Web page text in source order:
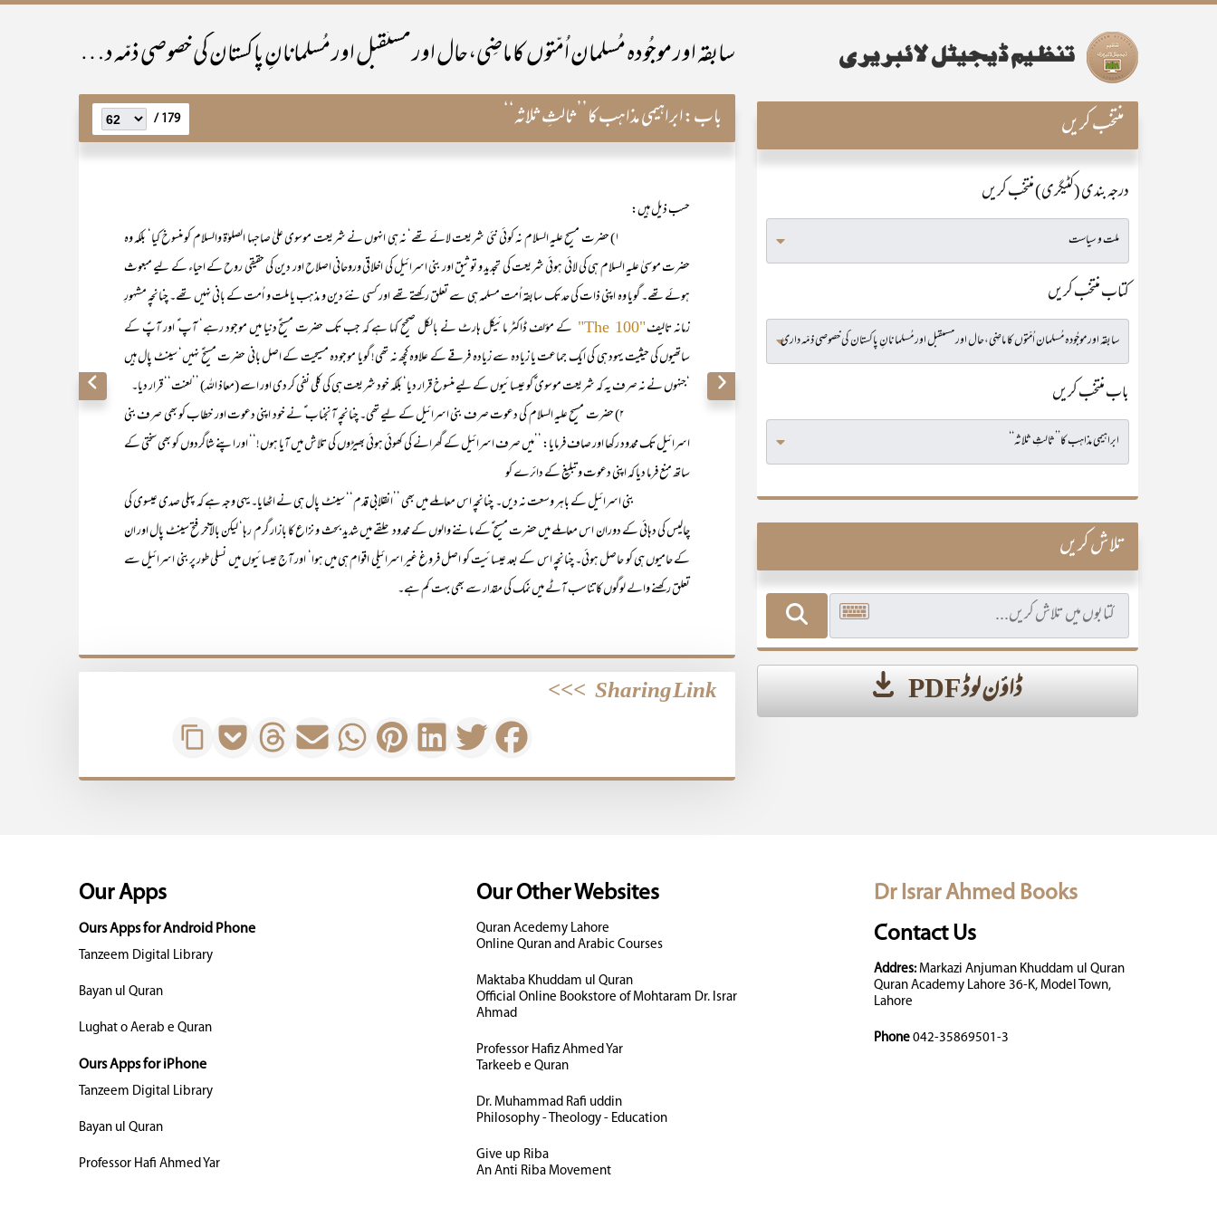
سابقہ اور موجُودہ مُسلمان اُمّتوں کا ماضِی،حال اور مستقبل اور مُسلمانانِ پاکستان کی خصوصی ذمّہ داری
باب:ابراہیمی مذاہب کا’’ثالثِ ثلاثہ‘‘ 179 /
حسب ذیل ہیں:
۱) حضرت مسیح علیہ السلام نہ کوئی نئی شریعت لائے تھے‘ نہ ہی انہوں نے شریعت موسوی علیٰ صاحبہا الصلوٰۃ والسلام کو منسوخ کیا‘ بلکہ وہ
حضرت موسیٰ علیہ السلام ہی کی لائی ہوئی شریعت کی تجدید و توثیق اور بنی اسرائیل کی اخلاقی وروحانی اصلاح اور دین کی حقیقی روح کے احیاء کے لیے مبعوث
ہوئے تھے۔ گویا وہ اپنی ذات کی حد تک سابقہ اُمت مسلمہ ہی سے تعلق رکھتے تھے اور کسی نئے دین و مذہب یا ملت و اُمت کے بانی نہیں تھے۔ چنانچہ مشہورِ
زمانہ تالیف"The 100"
کے مؤلف ڈاکٹر مائیکل ہارٹ نے بالکل صحیح کہا ہے کہ جب تک حضرت مسیحؑ دنیا میں موجود رہے‘ آپ ؑ اور آپؑ کے
ساتھیوں کی حیثیت یہود ہی کی ایک جماعت یا زیادہ سے زیادہ فرقے کے علاوہ کچھ نہ تھی! گویا موجودہ مسیحیت کے اصل بانی حضرت مسیحؑ نہیں‘ سینٹ پال ہیں
‘جنہوں نے نہ صرف یہ کہ شریعت موسوی ؑکو عیسائیوں کے لیے منسوخ قرار دیا‘ بلکہ خود شریعت ہی کی کلی نفی کر دی اور اسے (معاذ اللہ) ’’لعنت‘‘ قرار دیا۔
۲) حضرت مسیح علیہ السلام کی دعوت صرف بنی اسرائیل کے لیے تھی۔ چنانچہ آنجناب ؑ نے خود اپنی دعوت اور خطاب کو بھی صرف بنی
اسرائیل تک محدود رکھا اور صاف فرمایا: ’’میں صرف اسرائیل کے گھرانے کی کھوئی ہوئی بھیڑوں کی تلاش میں آیا ہوں!‘‘ اور اپنے شاگردوں کو بھی سختی کے
ساتھ منع فرما دیا کہ اپنی دعوت و تبلیغ کے دائرے کو
بنی اسرائیل کے باہر وسعت نہ دیں۔ چنانچہ اس معاملے میں بھی ’’انقلابی قدم‘‘ سینٹ پال ہی نے اٹھایا۔ یہی وجہ ہے کہ پہلی صدی عیسوی کی
چالیس کی دہائی کے دوران اس معاملے میں حضرت مسیح ؑکے ماننے والوں کے محدود حلقے میں شدید بحث و نزاع کا بازار گرم رہا‘ لیکن بالآخر فتح سینٹ پال اور ان
کے حامیوں ہی کو حاصل ہوئی۔ چنانچہ اس کے بعد عیسائیت کو اصل فروغ غیر اسرائیلی اقوام ہی میں ہوا‘ اور آج عیسائیوں میں نسلی طور پر بنی اسرائیل سے
تعلق رکھنے والے لوگوں کا تناسب آٹے میں نمک کی مقدار سے بھی بہت کم ہے۔
Sharing Link
>>>
منتخب کریں
درجہ بندی (کٹیگری) منتخب کریں
کتاب منتخب کریں
باب منتخب کریں
تلاش کریں
ڈاؤن لوڈ PDF
Dr Israr Ahmed Books
Contact Us
Addres:Markazi Anjuman Khuddam ul Quran
Quran Academy Lahore 36-K, Model Town,
Lahore
Phone 042-35869501-3
Our Other Websites
Quran Acedemy Lahore
Online Quran and Arabic Courses
Maktaba Khuddam ul Quran
Official Online Bookstore of Mohtaram Dr. Israr
Ahmad
Professor Hafiz Ahmed Yar
Tarkeeb e Quran
Dr. Muhammad Rafi uddin
Philosophy - Theology - Education
Give up Riba
An Anti Riba Movement
Our Apps
Ours Apps for Android Phone
Tanzeem Digital Library
Bayan ul Quran
Lughat o Aerab e Quran
Ours Apps for iPhone
Tanzeem Digital Library
Bayan ul Quran
Professor Hafi Ahmed Yar